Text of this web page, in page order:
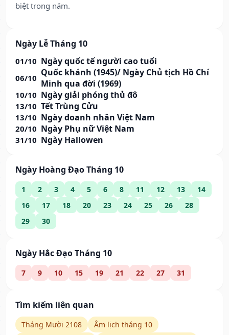
biệt trong năm.
Ngày Lễ Tháng 10
01/10 Ngày quốc tế người cao tuổi
06/10 Quốc khánh (1945)/ Ngày Chủ tịch Hồ Chí
Minh qua đời (1969)
10/10 Ngày giải phóng thủ đô
13/10 Tết Trùng Cửu
13/10 Ngày doanh nhân Việt Nam
20/10 Ngày Phụ nữ Việt Nam
31/10 Ngày Hallowen
Ngày Hoàng Đạo Tháng 10
1 2 3 4 5 6 8 11 12 13
14
16
17 18 20 23 24 25 26
28
29
30
Ngày Hắc Đạo Tháng 10
7 9 10 15 19 21 22 27 31
Tìm kiếm liên quan
Tháng Mười 2108
Âm lịch tháng 10